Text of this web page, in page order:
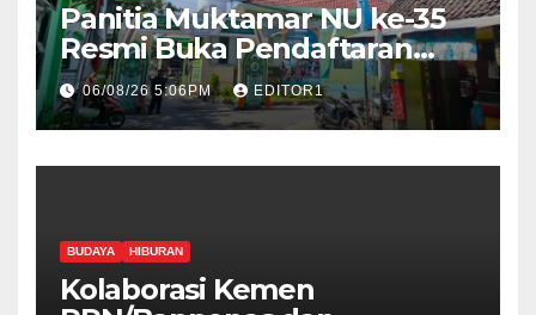
Panitia Muktamar NU ke-35
Resmi Buka Pendaftaran
Peserta Bazar, Expo dan
UMKM
06/08/26 5:06PM EDITOR1
BUDAYA HIBURAN
Kolaborasi Kemen